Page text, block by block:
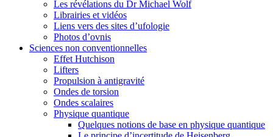
Les révélations du Dr Michael Wolf
Librairies et vidéos
Liens vers des sites d’ufologie
Photos d’ovnis
Sciences non conventionnelles
Effet Hutchison
Lifters
Propulsion à antigravité
Ondes de torsion
Ondes scalaires
Physique quantique
Quelques notions de base en physique quantique